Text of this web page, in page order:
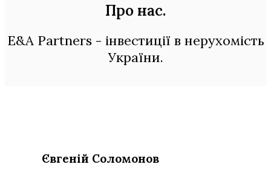
Про нас.
E&A Partners - інвестиції в нерухомість
України.
Євгеній Соломонов